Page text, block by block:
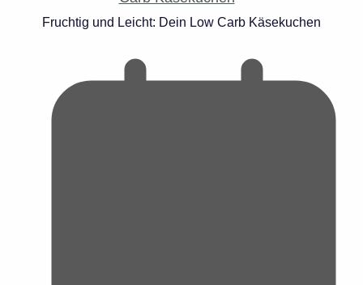
Fruchtig und Leicht: Dein Low Carb Käsekuchen